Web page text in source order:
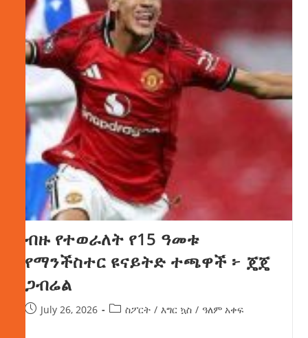
ብዙ የተወራለት የ15 ዓመቱ
የማንችስተር ዩናይትድ ተጫዋች ፦ ጄጄ
ጋብሬል
July 26, 2026 ስፖርት / እግር ኳስ / ዓለም አቀፍ